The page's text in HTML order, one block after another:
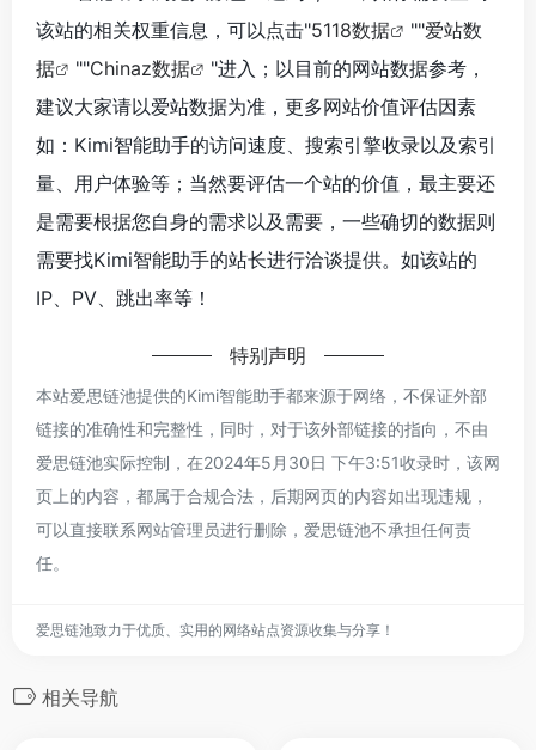
该站的相关权重信息，可以点击"5118数据 ""爱站数
据
""Chinaz数据
"进入；以目前的网站数据参考，
建议大家请以爱站数据为准，更多网站价值评估因素
如：Kimi智能助手的访问速度、搜索引擎收录以及索引
量、用户体验等；当然要评估一个站的价值，最主要还
是需要根据您自身的需求以及需要，一些确切的数据则
需要找Kimi智能助手的站长进行洽谈提供。如该站的
IP、PV、跳出率等！
特别声明
本站爱思链池提供的Kimi智能助手都来源于网络，不保证外部
链接的准确性和完整性，同时，对于该外部链接的指向，不由
爱思链池实际控制，在2024年5月30日 下午3:51收录时，该网
页上的内容，都属于合规合法，后期网页的内容如出现违规，
可以直接联系网站管理员进行删除，爱思链池不承担任何责
任。
爱思链池致力于优质、实用的网络站点资源收集与分享！
相关导航